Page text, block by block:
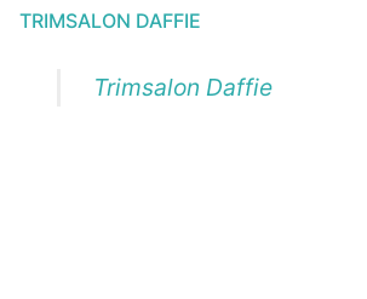
TRIMSALON DAFFIE
Trimsalon Daffie